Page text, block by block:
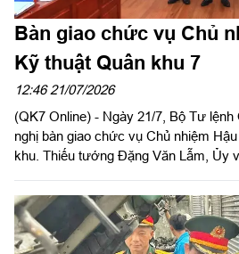
Bàn giao chức vụ Chủ
Kỹ thuật Quân khu 7
12:46 21/07/2026
(QK7 Online) - Ngày 21/7, Bộ Tư
nghị bàn giao chức vụ Chủ nhiệm
khu. Thiếu tướng Đặng Văn Lẫm, Ủy
Thiếu tướng Trần Đức Thắng, Phó
khu; Đại tá Trần Hữu Nhân, Phó
lãnh đạo Ủy ban Kiểm tra Đảng ủy